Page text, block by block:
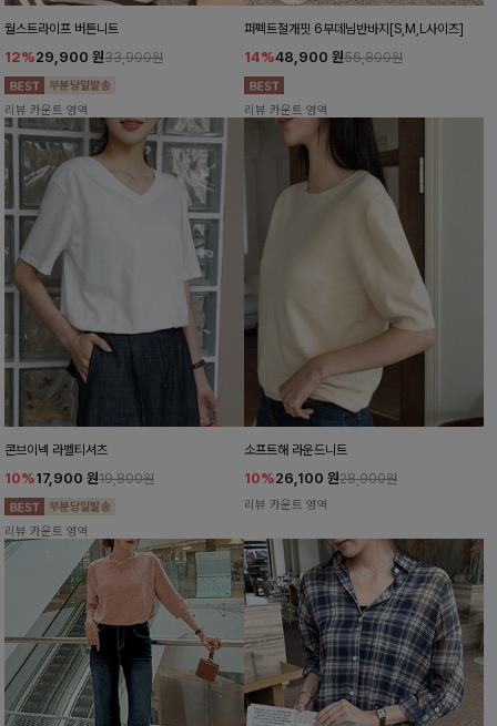
월스트라이프 버튼니트
12%29,900 원33,900원
리뷰 카운트 영역
퍼펙트절개핏 6부데님반바지[S,M,L사이즈]
14%48,900 원56,800원
리뷰 카운트 영역
콘브이넥 라벨티셔츠
10%17,900 원19,800원
리뷰 카운트 영역
소프트해 라운드니트
10%26,100 원28,900원
리뷰 카운트 영역